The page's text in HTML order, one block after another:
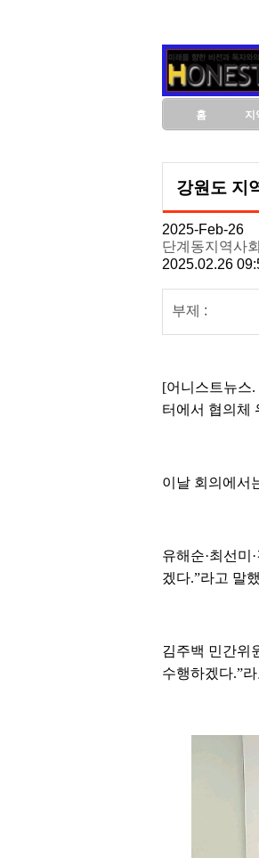
홈 지
강원도 지
2025-Feb-26
단계동지역사
2025.02.26
부제 :
[어니스트뉴스
터에서 협의체
이날 회의에서
유해순·최선
겠다.”라고 말
김주백 민간위
수행하겠다.”